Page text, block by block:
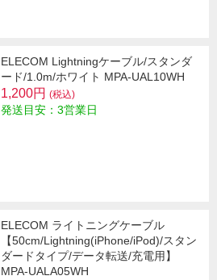
ELECOM Lightningケーブル/スタンダ
ード/1.0m/ホワイト MPA-UAL10WH
1,200円 (税込)
発送目安：3営業日
ELECOM ライトニングケーブル
【50cm/Lightning(iPhone/iPod)/スタン
ダードタイプ/データ転送/充電用】
MPA-UALA05WH